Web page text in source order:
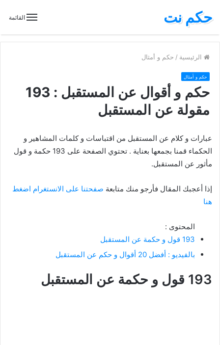
القائمة حكم نت
الرئيسية / حكم و أمثال
حكم و أمثال
حكم و أقوال عن المستقبل : 193
مقولة عن المستقبل
عبارات و كلام عن المستقبل من اقتباسات و كلمات المشاهير و
الحكماء قمنا بجمعها بعناية . تحتوي الصفحة على 193 حكمة و قول
مأثور عن المستقبل.
إذا أعجبك المقال فأرجو منك متابعة صفحتنا على الانستغرام اضغط
هنا
المحتوى :
193 قول و حكمة عن المستقبل
بالفيديو : أفضل 20 أقوال و حكم عن المستقبل
193 قول و حكمة عن المستقبل